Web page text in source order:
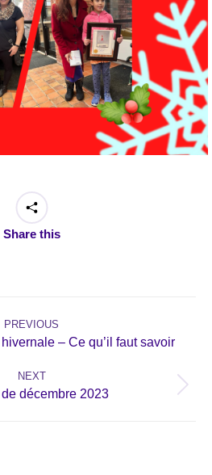
Share this
PREVIOUS
Previous– Ce qu’il faut savoir
NEXT
Next
décembre 2023